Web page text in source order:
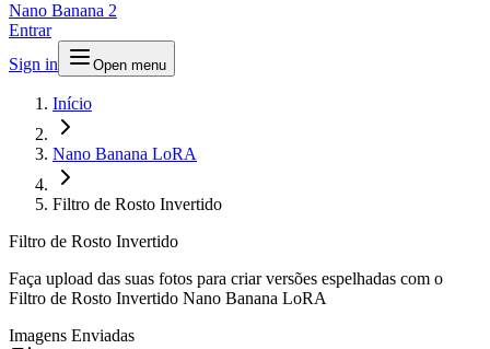
Nano Banana 2
Entrar
Sign in
Open menu
Início
Nano Banana LoRA
Filtro de Rosto Invertido
Filtro de Rosto Invertido
Faça upload das suas fotos para criar versões espelhadas com o
Filtro de Rosto Invertido Nano Banana LoRA
Imagens Enviadas